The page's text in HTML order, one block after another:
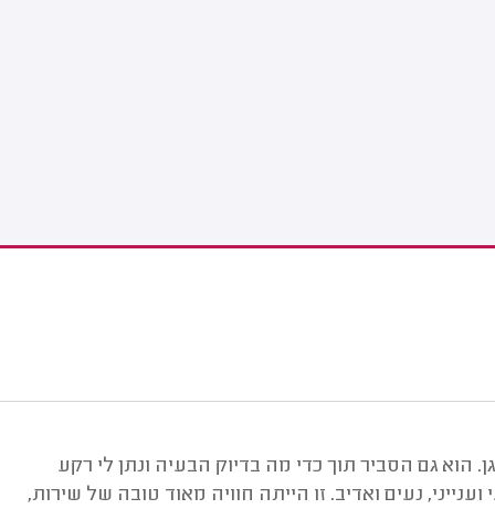
הוא גם הסביר תוך כדי מה בדיוק הבעיה ונתן לי רקע
נעים ואדיב. זו הייתה חוויה מאוד טובה של שירות,